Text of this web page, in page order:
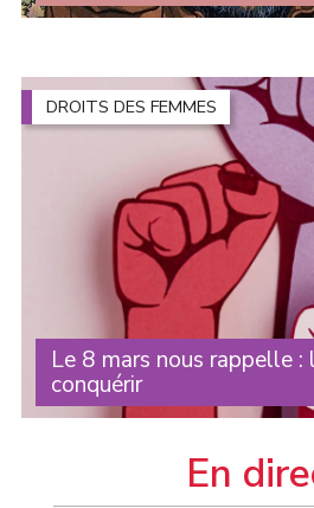
Nous apprenons que Marwan
escalade de torture menée par
DROITS DES FEMMES
Le 8 mars nous rappelle :
conquérir
Chaque année, le 8 mars nous
Ils doivent être défendus en
nouveau droit obtenu n’est que le
En